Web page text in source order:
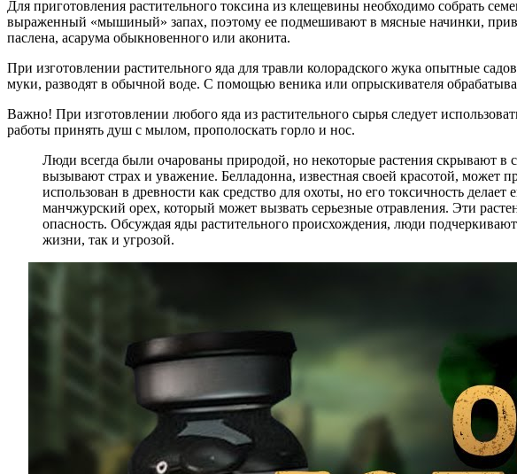
Для приготовления растительного токсина из клещевины необходимо собрать
выраженный «мышиный» запах, поэтому ее подмешивают в мясные начинки,
паслена, асарума обыкновенного или аконита.
При изготовлении растительного яда для травли колорадского жука опытные
муки, разводят в обычной воде. С помощью веника или опрыскивателя
Важно! При изготовлении любого яда из растительного сырья следует
работы принять душ с мылом, прополоскать горло и нос.
Люди всегда были очарованы природой, но некоторые растения скрывают в
вызывают страх и уважение. Белладонна, известная своей красотой,
использован в древности как средство для охоты, но его токсичность
манчжурский орех, который может вызвать серьезные отравления. Эти
опасность. Обсуждая яды растительного происхождения, люди
жизни, так и угрозой.